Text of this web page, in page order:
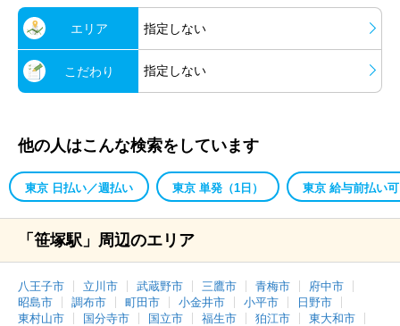
エリア 指定しない
こだわり 指定しない
他の人はこんな検索をしています
東京 日払い／週払い 東京 単発（1日） 東京 給与前払い可
「笹塚駅」周辺のエリア
八王子市 立川市 武蔵野市 三鷹市 青梅市
府中市
昭島市
調布市 町田市 小金井市 小平市
日野市
東村山市
国分寺市 国立市 福生市 狛江市
東大和市